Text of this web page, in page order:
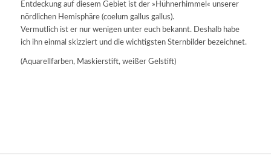
Entdeckung auf diesem Gebiet ist der »Hühnerhimmel« unserer
nördlichen Hemisphäre (coelum gallus gallus).
Vermutlich ist er nur wenigen unter euch bekannt. Deshalb habe
ich ihn einmal skizziert und die wichtigsten Sternbilder bezeichnet.
(Aquarellfarben, Maskierstift, weißer Gelstift)